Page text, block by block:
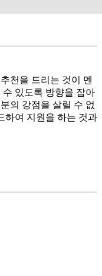
천을 드리는 것이 멘
있도록 방향을 잡아
의 강점을 살릴 수 없
하여 지원을 하는 것과